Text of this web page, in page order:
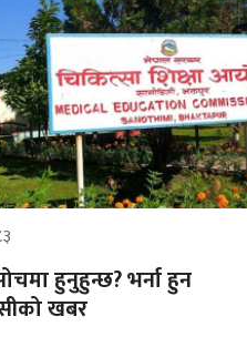
हुनुहुन्छ? भर्ना हुन
खबर